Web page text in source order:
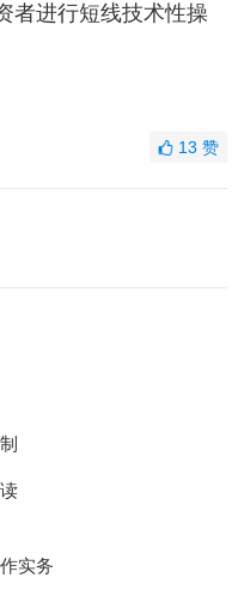
者进行短线技术性操
13赞
实务